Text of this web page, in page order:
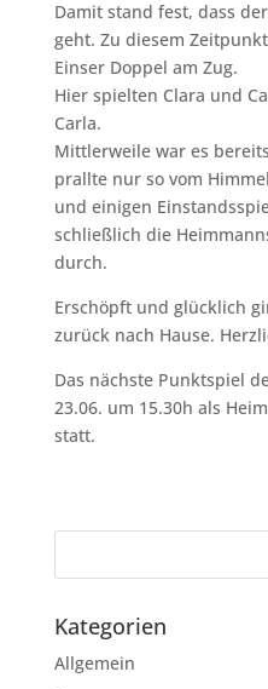
Damit stand fest, dass
geht. Zu diesem
Einser Doppel am Zug.
Hier spielten Clara und
Carla.
Mittlerweile war es
prallte nur so vom
und einigen
schließlich die
durch.
Erschöpft und glücklich
zurück nach Hause.
Das nächste Punktspiel
23.06. um 15.30h als
statt.
Kategorien
Allgemein